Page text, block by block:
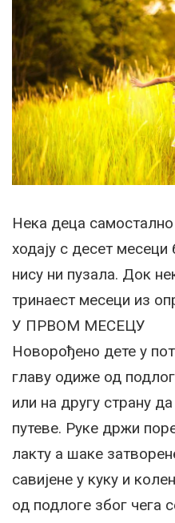
Нека деца
ходају с десет
нису ни пузала. Док
тринаест месеци из
У ПРВОМ МЕСЕЦУ
Новорођено дете у
главу одиже од
или на другу страну
путеве. Руке држи
лакту а шаке
савијене у куку и
од подлоге због чега